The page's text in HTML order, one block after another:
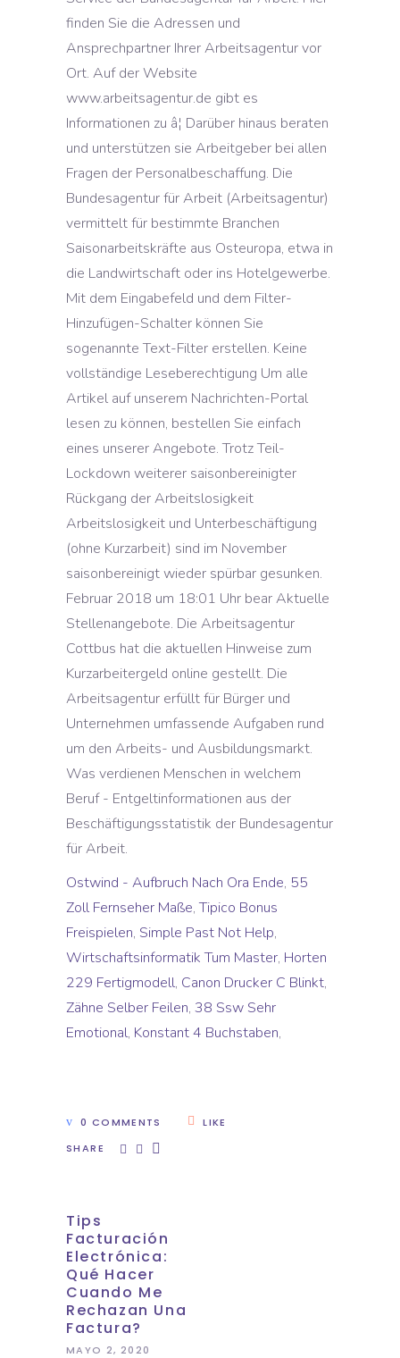
finden Sie die Adressen und
Ansprechpartner Ihrer Arbeitsagentur vor
Ort. Auf der Website
www.arbeitsagentur.de gibt es
Informationen zu â¦ Darüber hinaus beraten
und unterstützen sie Arbeitgeber bei allen
Fragen der Personalbeschaffung. Die
Bundesagentur für Arbeit (Arbeitsagentur)
vermittelt für bestimmte Branchen
Saisonarbeitskräfte aus Osteuropa, etwa in
die Landwirtschaft oder ins Hotelgewerbe.
Mit dem Eingabefeld und dem Filter-
Hinzufügen-Schalter können Sie
sogenannte Text-Filter erstellen. Keine
vollständige Leseberechtigung Um alle
Artikel auf unserem Nachrichten-Portal
lesen zu können, bestellen Sie einfach
eines unserer Angebote. Trotz Teil-
Lockdown weiterer saisonbereinigter
Rückgang der Arbeitslosigkeit
Arbeitslosigkeit und Unterbeschäftigung
(ohne Kurzarbeit) sind im November
saisonbereinigt wieder spürbar gesunken.
Februar 2018 um 18:01 Uhr bear Aktuelle
Stellenangebote. Die Arbeitsagentur
Cottbus hat die aktuellen Hinweise zum
Kurzarbeitergeld online gestellt. Die
Arbeitsagentur erfüllt für Bürger und
Unternehmen umfassende Aufgaben rund
um den Arbeits- und Ausbildungsmarkt.
Was verdienen Menschen in welchem
Beruf - Entgeltinformationen aus der
Beschäftigungsstatistik der Bundesagentur
für Arbeit.
Ostwind - Aufbruch Nach Ora Ende, 55
Zoll Fernseher Maße,Tipico Bonus
Freispielen, Simple Past Not Help,
Wirtschaftsinformatik Tum Master, Horten
229 Fertigmodell, Canon Drucker C Blinkt,
Zähne Selber Feilen, 38 Ssw Sehr
Emotional, Konstant 4 Buchstaben,
0 COMMENTS
LIKE
SHARE
Tips
Facturación
Electrónica:
Qué Hacer
Cuando Me
Rechazan Una
Factura?
MAYO 2, 2020